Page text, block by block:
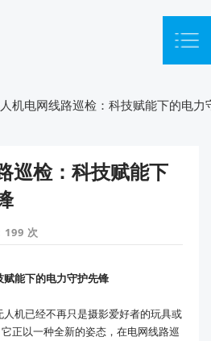
机电网线路巡检：科技赋能下的电力
巡检：科技赋能下
199 次
能下的电力守护先锋
机已经不再只是摄影爱好者的玩具或
正以一种全新的姿态，在电网线路巡